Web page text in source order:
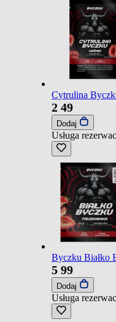
Cytrulina
2 49
Dodaj
Usługa
Byczku Białko
5 99
Dodaj
Usługa